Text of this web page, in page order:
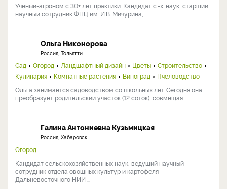
Ученый-агроном с 30+ лет практики. Кандидат с.-х. наук, старший
научный сотрудник ФНЦ им. И.В. Мичурина, ...
Ольга Никонорова
Россия, Тольятти
Сад Огород Ландшафтный дизайн Цветы
Строительство
Кулинария
Комнатные растения Виноград
Пчеловодство
Ольга занимается садоводством со школьных лет. Сегодня она
преобразует родительский участок (12 соток), совмещая ...
Галина Антониевна Кузьмицкая
Россия, Хабаровск
Огород
Кандидат сельскохозяйственных наук, ведущий научный
сотрудник отдела овощных культур и картофеля
Дальневосточного НИИ ...